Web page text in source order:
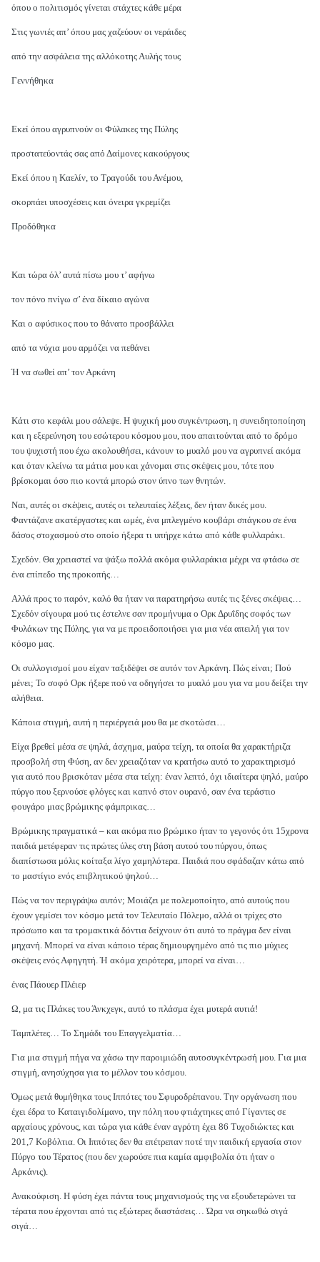
όπου ο πολιτισμός γίνεται στάχτες κάθε μέρα
Στις γωνιές απ’ όπου μας χαζεύουν οι νεράιδες
από την ασφάλεια της αλλόκοτης Αυλής τους
Γεννήθηκα
Εκεί όπου αγρυπνούν οι Φύλακες της Πύλης
προστατεύοντάς σας από Δαίμονες κακούργους
Εκεί όπου η Καελίν, το Τραγούδι του Ανέμου,
σκορπάει υποσχέσεις και όνειρα γκρεμίζει
Προδόθηκα
Και τώρα όλ’ αυτά πίσω μου τ’ αφήνω
τον πόνο πνίγω σ’ ένα δίκαιο αγώνα
Και ο αφύσικος που το θάνατο προσβάλλει
από τα νύχια μου αρμόζει να πεθάνει
Ή να σωθεί απ’ τον Αρκάνη
Κάτι στο κεφάλι μου σάλεψε. Η ψυχική μου συγκέντρωση, η συνειδητοποίηση
και η εξερεύνηση του εσώτερου κόσμου μου, που απαιτούνται από το δρόμο
του ψυχιστή που έχω ακολουθήσει, κάνουν το μυαλό μου να αγρυπνεί ακόμα
και όταν κλείνω τα μάτια μου και χάνομαι στις σκέψεις μου, τότε που
βρίσκομαι όσο πιο κοντά μπορώ στον ύπνο των θνητών.
Ναι, αυτές οι σκέψεις, αυτές οι τελευταίες λέξεις, δεν ήταν δικές μου.
Φαντάζανε ακατέργαστες και ωμές, ένα μπλεγμένο κουβάρι σπάγκου σε ένα
δάσος στοχασμού στο οποίο ήξερα τι υπήρχε κάτω από κάθε φυλλαράκι.
Σχεδόν. Θα χρειαστεί να ψάξω πολλά ακόμα φυλλαράκια μέχρι να φτάσω σε
ένα επίπεδο της προκοπής…
Αλλά προς το παρόν, καλό θα ήταν να παρατηρήσω αυτές τις ξένες σκέψεις…
Σχεδόν σίγουρα μού τις έστελνε σαν προμήνυμα ο Ορκ Δρυΐδης σοφός των
Φυλάκων της Πύλης, για να με προειδοποιήσει για μια νέα απειλή για τον
κόσμο μας.
Οι συλλογισμοί μου είχαν ταξιδέψει σε αυτόν τον Αρκάνη. Πώς είναι; Πού
μένει; Το σοφό Ορκ ήξερε πού να οδηγήσει το μυαλό μου για να μου δείξει την
αλήθεια.
Κάποια στιγμή, αυτή η περιέργειά μου θα με σκοτώσει…
Είχα βρεθεί μέσα σε ψηλά, άσχημα, μαύρα τείχη, τα οποία θα χαρακτήριζα
προσβολή στη Φύση, αν δεν χρειαζόταν να κρατήσω αυτό το χαρακτηρισμό
για αυτό που βρισκόταν μέσα στα τείχη: έναν λεπτό, όχι ιδιαίτερα ψηλό, μαύρο
πύργο που ξερνούσε φλόγες και καπνό στον ουρανό, σαν ένα τεράστιο
φουγάρο μιας βρώμικης φάμπρικας…
Βρώμικης πραγματικά – και ακόμα πιο βρώμικο ήταν το γεγονός ότι 15χρονα
παιδιά μετέφεραν τις πρώτες ύλες στη βάση αυτού του πύργου, όπως
διαπίστωσα μόλις κοίταξα λίγο χαμηλότερα. Παιδιά που σφάδαζαν κάτω από
το μαστίγιο ενός επιβλητικού ψηλού…
Πώς να τον περιγράψω αυτόν; Μοιάζει με πολεμοποίητο, από αυτούς που
έχουν γεμίσει τον κόσμο μετά τον Τελευταίο Πόλεμο, αλλά οι τρίχες στο
πρόσωπο και τα τρομακτικά δόντια δείχνουν ότι αυτό το πράγμα δεν είναι
μηχανή. Μπορεί να είναι κάποιο τέρας δημιουργημένο από τις πιο μύχιες
σκέψεις ενός Αφηγητή. Ή ακόμα χειρότερα, μπορεί να είναι…
ένας Πάουερ Πλέιερ
Ω, μα τις Πλάκες του Άνκχεγκ, αυτό το πλάσμα έχει μυτερά αυτιά!
Ταμπλέτες… Το Σημάδι του Επαγγελματία…
Για μια στιγμή πήγα να χάσω την παροιμιώδη αυτοσυγκέντρωσή μου. Για μια
στιγμή, ανησύχησα για το μέλλον του κόσμου.
Όμως μετά θυμήθηκα τους Ιππότες του Σφυροδρέπανου. Την οργάνωση που
έχει έδρα το Καταιγιδολίμανο, την πόλη που φτιάχτηκες από Γίγαντες σε
αρχαίους χρόνους, και τώρα για κάθε έναν αγρότη έχει 86 Τυχοδιώκτες και
201,7 Κοβόλτια. Οι Ιππότες δεν θα επέτρεπαν ποτέ την παιδική εργασία στον
Πύργο του Τέρατος (που δεν χωρούσε πια καμία αμφιβολία ότι ήταν ο
Αρκάνις).
Ανακούφιση. Η φύση έχει πάντα τους μηχανισμούς της να εξουδετερώνει τα
τέρατα που έρχονται από τις εξώτερες διαστάσεις… Ώρα να σηκωθώ σιγά
σιγά…